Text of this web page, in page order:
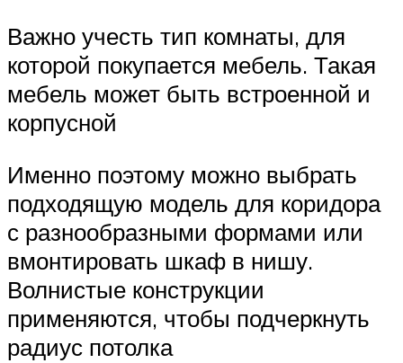
Важно учесть тип комнаты, для
которой покупается мебель. Такая
мебель может быть встроенной и
корпусной
Именно поэтому можно выбрать
подходящую модель для коридора
с разнообразными формами или
вмонтировать шкаф в нишу.
Волнистые конструкции
применяются, чтобы подчеркнуть
радиус потолка